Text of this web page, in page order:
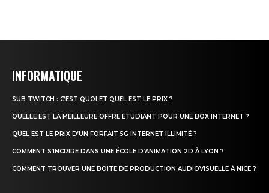
INFORMATIQUE
SUB TWITCH : C’EST QUOI ET QUEL EST LE PRIX ?
QUELLE EST LA MEILLEURE OFFRE ÉTUDIANT POUR UNE BOX INTERNET ?
QUEL EST LE PRIX D’UN FORFAIT 5G INTERNET ILLIMITÉ ?
COMMENT S’INCRIRE DANS UNE ÉCOLE D’ANIMATION 2D À LYON ?
COMMENT TROUVER UNE BOITE DE PRODUCTION AUDIOVISUELLE À NICE ?